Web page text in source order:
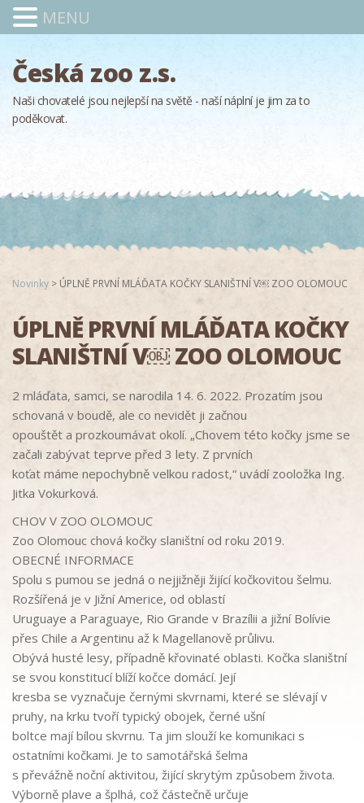
Česká zoo z.s.
Naši chovatelé jsou nejlepší na světě - naší náplní je jim za to
poděkovat.
Novinky > ÚPLNĚ PRVNÍ MLÁĎATA KOČKY SLANIŠTNÍ V￼ ZOO OLOMOUC
ÚPLNĚ PRVNÍ MLÁĎATA KOČKY
SLANIŠTNÍ V￼ ZOO OLOMOUC
2 mláďata, samci, se narodila 14. 6. 2022. Prozatím jsou
schovaná v boudě, ale co nevidět ji začnou
opouštět a prozkoumávat okolí. „Chovem této kočky jsme se
začali zabývat teprve před 3 lety. Z prvních
koťat máme nepochybně velkou radost,“ uvádí zooložka Ing.
Jitka Vokurková.
CHOV V ZOO OLOMOUC
Zoo Olomouc chová kočky slaništní od roku 2019.
OBECNÉ INFORMACE
Spolu s pumou se jedná o nejjižněji žijící kočkovitou šelmu.
Rozšířená je v Jižní Americe, od oblastí
Uruguaye a Paraguaye, Rio Grande v Brazílii a jižní Bolívie
přes Chile a Argentinu až k Magellanově průlivu.
Obývá husté lesy, případně křovinaté oblasti. Kočka slaništní
se svou konstitucí blíží kočce domácí. Její
kresba se vyznačuje černými skvrnami, které se slévají v
pruhy, na krku tvoří typický obojek, černé ušní
boltce mají bílou skvrnu. Ta jim slouží ke komunikaci s
ostatními kočkami. Je to samotářská šelma
s převážně noční aktivitou, žijící skrytým způsobem života.
Výborně plave a šplhá, což částečně určuje
MENU